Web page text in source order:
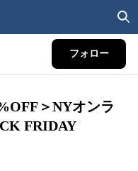
フォロー
＞NYオンラ
FRIDAY